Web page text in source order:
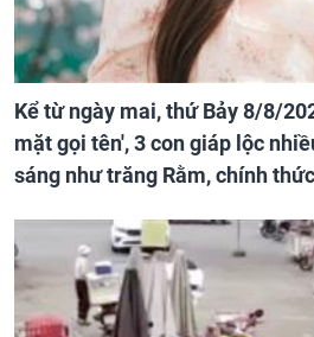
Kể từ ngày mai, thứ Bảy 8/8/
mặt gọi tên', 3 con giáp lộc
sáng như trăng Rằm, chính